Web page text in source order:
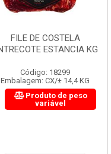
CUPIM BOV CONG B PUL
KG
Código: 19965
Embalagem: CX/± 18,36 KG
Produto de peso
variável